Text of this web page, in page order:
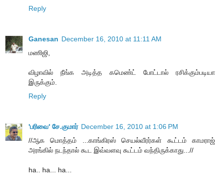
Reply
Ganesan December 16, 2010 at 11:11 AM
மணிஜி,
விழாவில் நீங்க அடித்த கமெண்ட் போட்டால் ரசிக்கும்படியா
இருக்கும்.
Reply
'பரிவை' சே.குமார் December 16, 2010 at 1:06 PM
//ஆக மொத்தம் ...காங்கிரஸ் செயல்வீரர்கள் கூட்டம் காமராஜ்
அரங்கில் நடந்தால் கூட இவ்வளவு கூட்டம் வந்திருக்காது...//
ha.. ha... ha...